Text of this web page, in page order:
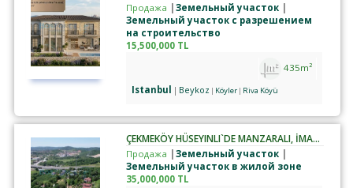
Продажа
Земельный участок
Земельный участок с разрешением
на строительство
15,500,000 TL
435m²
Istanbul
Beykoz Köyler Riva Köyü
ÇEKMEKÖY HÜSEYINLI`DE MANZARALI, İMARLI ARSA
Продажа
Земельный участок
Земельный участок в жилой зоне
35,000,000 TL